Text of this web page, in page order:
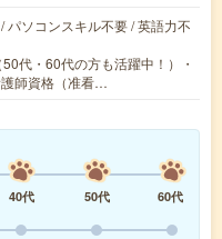
パソコンスキル不要 / 英語力不
代・60代の方も活躍中！）・
師資格（准看…
40代 50代
60代